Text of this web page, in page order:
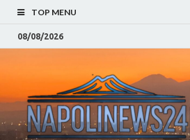
TOP MENU
08/08/2026